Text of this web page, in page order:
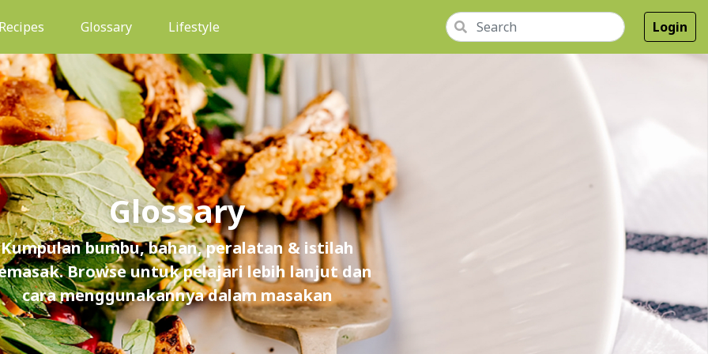
(current)Glossary Lifestyle Login
Glossary
Kumpulan bumbu, bahan, peralatan & istilah
Browse untuk pelajari lebih lanjut dan
cara menggunakannya dalam masakan